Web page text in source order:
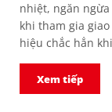
nhiệt, ngăn
khi tham gia
hiệu chắc hẳn
Xem tiếp